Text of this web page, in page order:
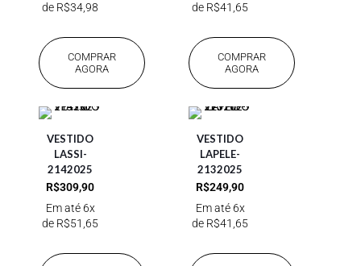
de R$34,98
COMPRAR
AGORA
de R$41,65
COMPRAR
AGORA
VESTIDO
LASSI-
2142025
R$309,90
Em até 6x
de R$51,65
VESTIDO
LAPELE-
2132025
R$249,90
Em até 6x
de R$41,65